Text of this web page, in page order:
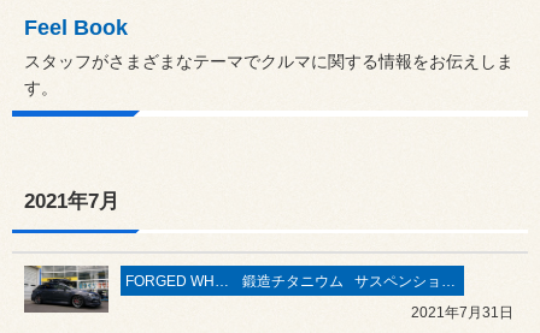
Feel Book
スタッフがさまざまなテーマでクルマに関する情報をお伝えしま
す。
2021年7月
FORGED WHEELS 鍛造チタニウム
サスペンション交換
2021年7月31日